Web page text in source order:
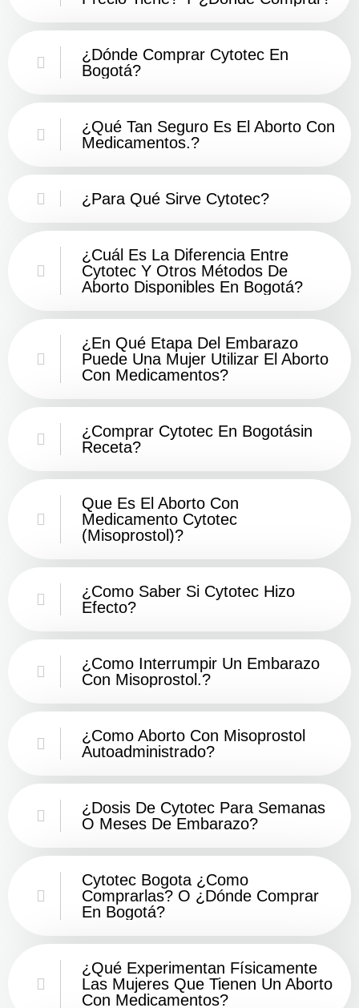
¿Dónde Comprar Cytotec En
Bogotá?
¿Qué Tan Seguro Es El Aborto Con
Medicamentos.?
¿Para Qué Sirve Cytotec?
¿Cuál Es La Diferencia Entre
Cytotec Y Otros Métodos De
Aborto Disponibles En Bogotá?
¿En Qué Etapa Del Embarazo
Puede Una Mujer Utilizar El Aborto
Con Medicamentos?
¿Comprar Cytotec En Bogotásin
Receta?
Que Es El Aborto Con
Medicamento Cytotec
(misoprostol)?
¿Como Saber Si Cytotec Hizo
Efecto?
¿como Interrumpir Un Embarazo
Con Misoprostol.?
¿Como Aborto Con Misoprostol
Autoadministrado?
¿Dosis De Cytotec Para Semanas
O Meses De Embarazo?
Cytotec Bogota ¿Como
Comprarlas? O ¿Dónde Comprar
En Bogotá?
¿Qué Experimentan Físicamente
Las Mujeres Que Tienen Un Aborto
Con Medicamentos?